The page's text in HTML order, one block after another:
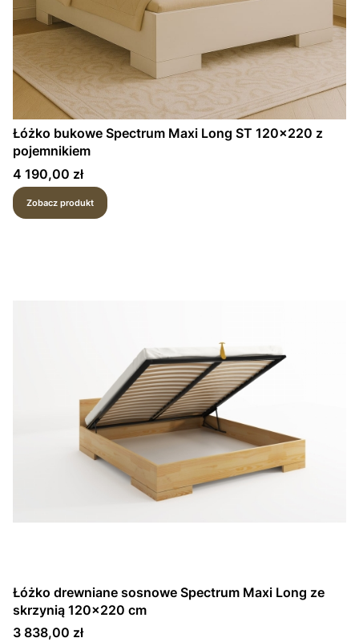
Łóżko bukowe Spectrum Maxi Long ST 120×220 z
pojemnikiem
Cena
4 190,00 zł
Zobacz produkt
Łóżko drewniane sosnowe Spectrum Maxi Long ze
skrzynią 120x220 cm
Cena
3 838,00 zł